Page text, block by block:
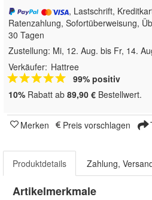
, Lastschrift,
Ratenzahlung, Sofortüberweisung,
30 Tagen
Zustellung: Mi, 12. Aug. bis Fr, 14.
Verkäufer: Hattree
99% positiv
10% Rabatt ab 89,90 € Bestellwert.
Merken Preis vorschlagen
Produktdetails Zahlung,
Artikelmerkmale